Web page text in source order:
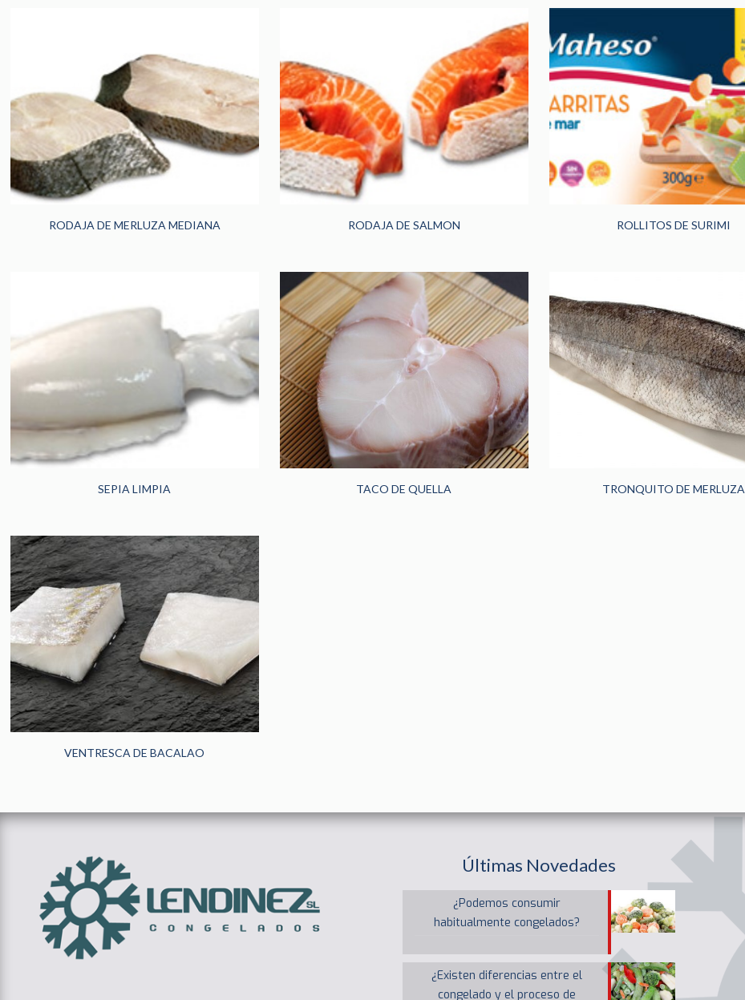
RODAJA DE MERLUZA MEDIANA RODAJA DE SALMON ROLLITOS DE SURIMI
SEPIA LIMPIA TACO DE QUELLA TRONQUITO DE MERLUZA
VENTRESCA DE BACALAO
Últimas Novedades
¿Podemos consumir
habitualmente congelados?
¿Existen diferencias entre el
congelado y el proceso de